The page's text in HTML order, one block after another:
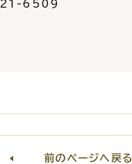
21-6509
前のページへ戻る